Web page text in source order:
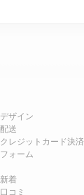
デザイン
配送
クレジットカード決済
フォーム
新着
口コミ